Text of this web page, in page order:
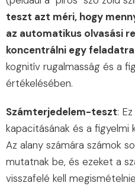
teszt azt méri, hogy
az automatikus olvasási
koncentrálni egy
kognitív rugalmasság és a
értékelésében.
Számterjedelem-teszt:
kapacitásának és a figyelmi
Az alany számára számok
mutatnak be, és ezeket a
visszafelé kell